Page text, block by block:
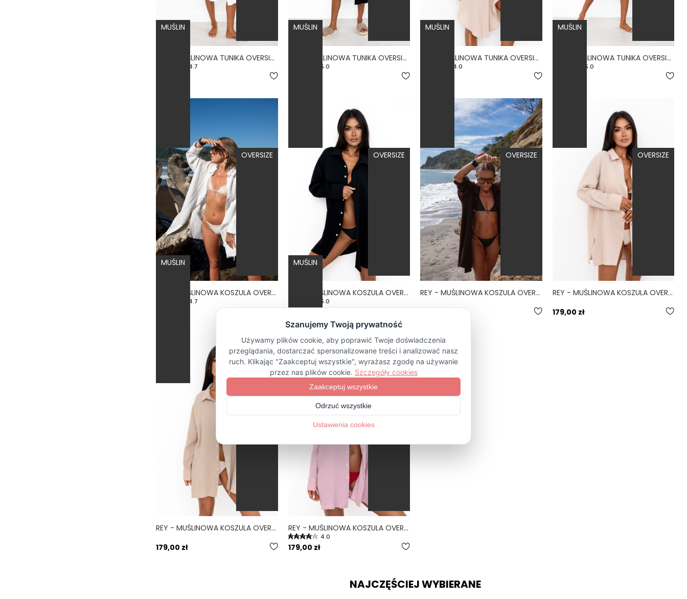
LUZ - MUŚLINOWA TUNIKA OVERSIZE NA GUZIKI BIAŁA
4.7
LUZ - MUŚLINOWA TUNIKA OVERSIZE NA GUZIKI CZARNA
5.0
LUZ - MUŚLINOWA TUNIKA OVERSIZE NA GUZIKI KREMOWA
4.0
LUZ - MUŚLINOWA TUNIKA OVERSIZE NA GUZIKI WRZOSOWA
5.0
MUŚLIN
OVERSIZE
REY - MUŚLINOWA KOSZULA OVERSIZE BIAŁA
4.7
MUŚLIN
OVERSIZE
REY - MUŚLINOWA KOSZULA OVERSIZE CZARNA
5.0
MUŚLIN
OVERSIZE
REY - MUŚLINOWA KOSZULA OVERSIZE CZEKOLADOWA
MUŚLIN
OVERSIZE
REY - MUŚLINOWA KOSZULA OVERSIZE KREMOWA
179,00 zł
MUŚLIN
REY - MUŚLINOWA KOSZULA OVERSIZE PIASKOWA
179,00 zł
MUŚLIN
OVERSIZE
REY - MUŚLINOWA KOSZULA OVERSIZE WRZOSOWA
4.0
179,00 zł
NAJCZĘŚCIEJ WYBIERANE